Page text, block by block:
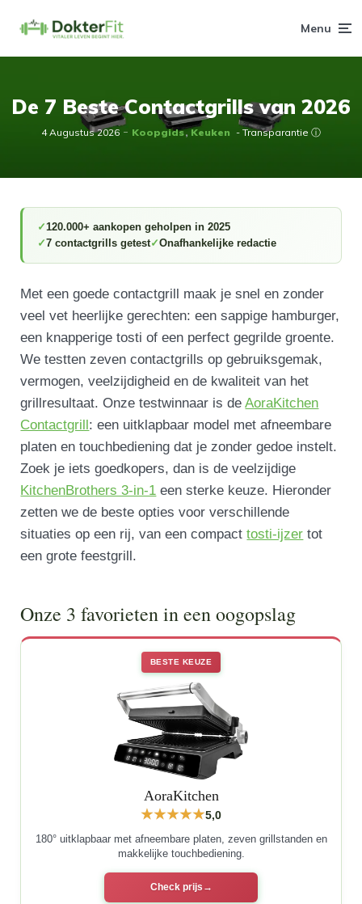
Menu
De 7 Beste Contactgrills van 2026
4 Augustus 2026 Koopgids Keuken - Transparantie ⓘ
120.000+ aankopen geholpen in 2025
7 contactgrills getest
Onafhankelijke redactie
Met een goede contactgrill maak je snel en zonder
veel vet heerlijke gerechten: een sappige hamburger,
een knapperige tosti of een perfect gegrilde groente.
We testten zeven contactgrills op gebruiksgemak,
vermogen, veelzijdigheid en de kwaliteit van het
grillresultaat. Onze testwinnaar is deAoraKitchen
Contactgrill: een uitklapbaar model met afneembare
platen en touchbediening dat je zonder gedoe instelt.
Zoek je iets goedkopers, dan is de veelzijdige
KitchenBrothers 3-in-1 een sterke keuze. Hieronder
zetten we de beste opties voor verschillende
situaties op een rij, van een compacttosti-ijzer tot
een grote feestgrill.
Onze 3 favorieten in een oogopslag
BESTE KEUZE
AoraKitchen
5,0
180° uitklapbaar met afneembare platen, zeven grillstanden en
makkelijke touchbediening.
Check prijs